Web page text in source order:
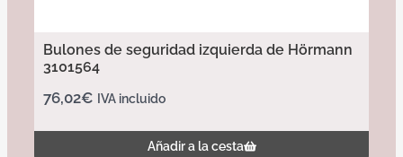
Bulones de seguridad izquierda de Hörmann
3101564
76,02€ IVA incluido
Añadir a la cesta